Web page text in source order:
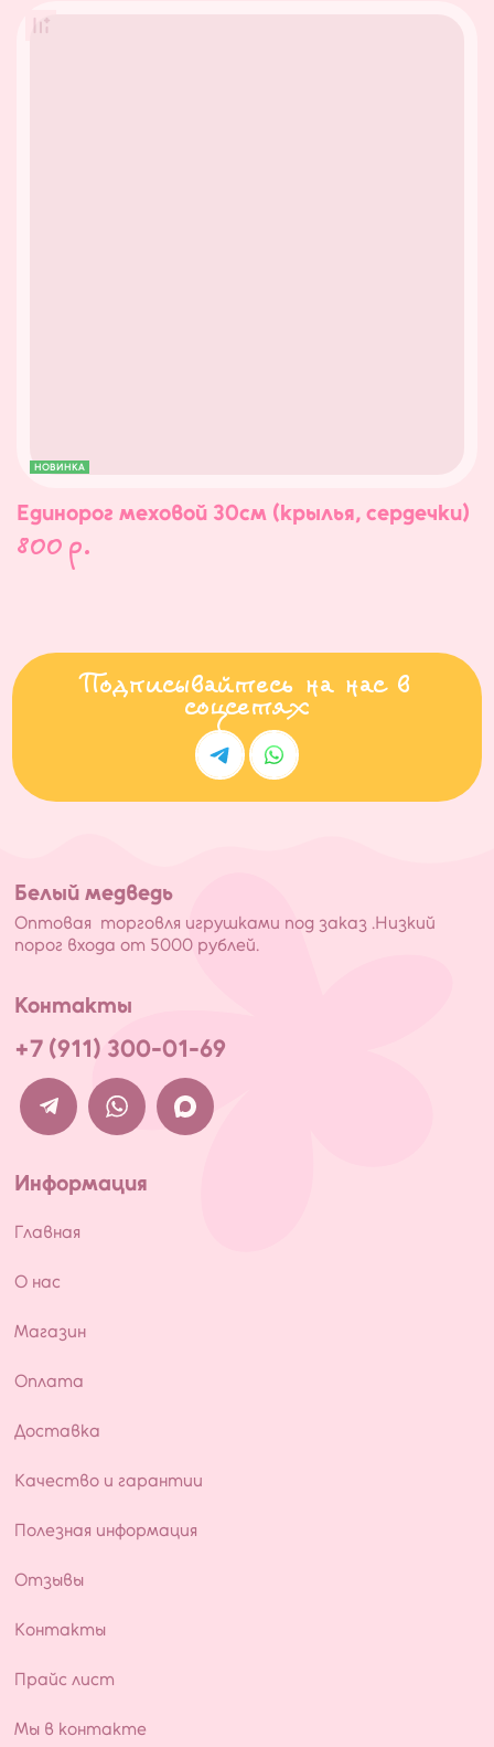
НОВИНКА
Единорог меховой 30см (крылья, сердечки)
800 р.
Подписывайтесь на нас в
соцсетях
Белый медведь
Оптовая торговля игрушками под заказ .Низкий
порог входа от 5000 рублей.
Контакты
+7 (911) 300-01-69
Информация
Главная
О нас
Магазин
Оплата
Доставка
Качество и гарантии
Полезная информация
Отзывы
Контакты
Прайс лист
Мы в контакте